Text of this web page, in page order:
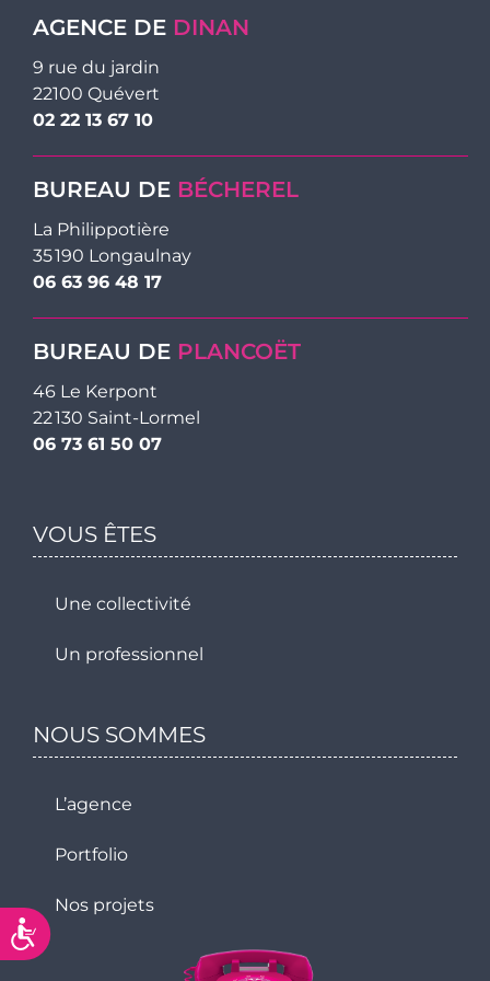
Accessibilité
AGENCE DE DINAN
9 rue du jardin
22100 Quévert
02 22 13 67 10
BUREAU DE BÉCHEREL
La Philippotière
35 190 Longaulnay
06 63 96 48 17
BUREAU DE PLANCOËT
46 Le Kerpont
22 130 Saint-Lormel
06 73 61 50 07
VOUS ÊTES
Une collectivité
Un professionnel
NOUS SOMMES
L’agence
Portfolio
Nos projets